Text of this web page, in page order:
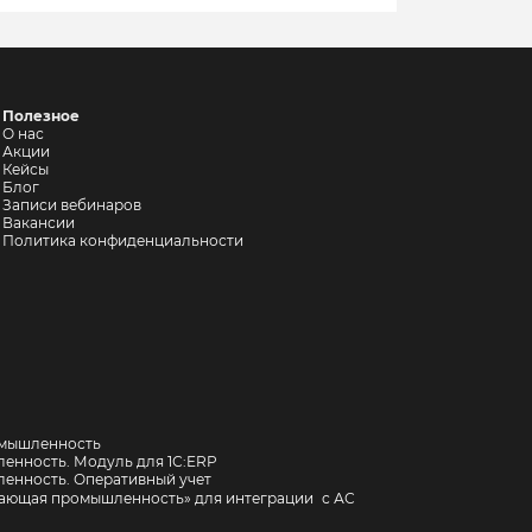
Полезное
О нас
Акции
Кейсы
Блог
Записи вебинаров
Вакансии
Политика конфиденциальности
Модуль для 1С:ERP
Оперативный учет
промышленность» для интеграции с АС